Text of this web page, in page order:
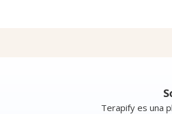
Terapify es una